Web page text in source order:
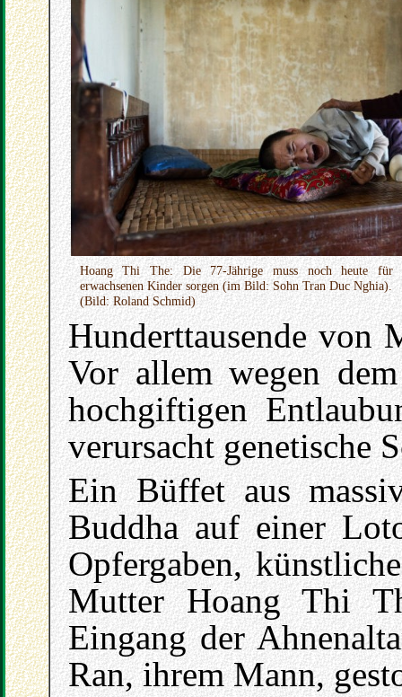
Hoang Thi The: Die 77-Jährige muss noch heute für
erwachsenen Kinder sorgen (im Bild: Sohn Tran Duc Nghia).
(Bild: Roland Schmid)
Hunderttausende von
Vor allem wegen
hochgiftigen
verursacht genetische
Ein Büffet aus
Buddha auf einer
Opfergaben,
Mutter Hoang Thi
Eingang der
Ran, ihrem Mann,